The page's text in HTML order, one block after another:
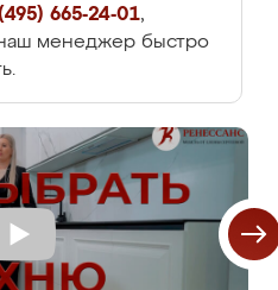
665-24-01,
менеджер быстро